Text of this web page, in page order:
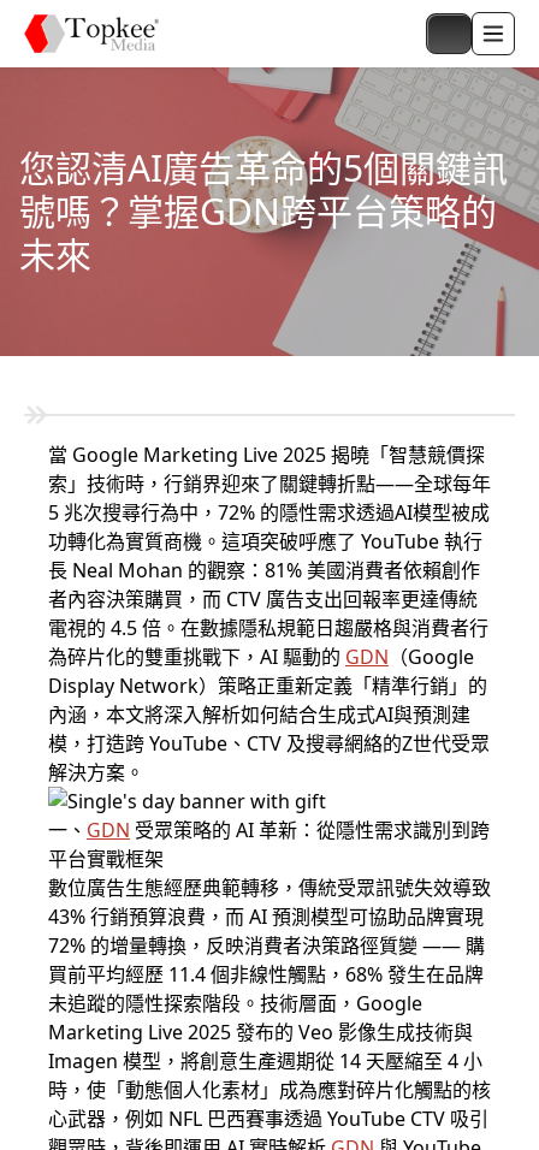
您認清AI廣告革命的5個關鍵訊
號嗎？掌握GDN跨平台策略的
未來
當 Google Marketing Live 2025 揭曉「智慧競價探
索」技術時，行銷界迎來了關鍵轉折點——全球每年
5 兆次搜尋行為中，72% 的隱性需求透過AI模型被成
功轉化為實質商機。這項突破呼應了 YouTube 執行
長 Neal Mohan 的觀察：81% 美國消費者依賴創作
者內容決策購買，而 CTV 廣告支出回報率更達傳統
電視的 4.5 倍。在數據隱私規範日趨嚴格與消費者行
為碎片化的雙重挑戰下，AI 驅動的 GDN （Google
Display Network）策略正重新定義「精準行銷」的
內涵，本文將深入解析如何結合生成式AI與預測建
模，打造跨 YouTube、CTV 及搜尋網絡的Z世代受眾
解決方案。
一、 GDN 受眾策略的 AI 革新：從隱性需求識別到跨
平台實戰框架
數位廣告生態經歷典範轉移，傳統受眾訊號失效導致
43% 行銷預算浪費，而 AI 預測模型可協助品牌實現
72% 的增量轉換，反映消費者決策路徑質變 —— 購
買前平均經歷 11.4 個非線性觸點，68% 發生在品牌
未追蹤的隱性探索階段。技術層面，Google
Marketing Live 2025 發布的 Veo 影像生成技術與
Imagen 模型，將創意生產週期從 14 天壓縮至 4 小
時，使「動態個人化素材」成為應對碎片化觸點的核
心武器，例如 NFL 巴西賽事透過 YouTube CTV 吸引